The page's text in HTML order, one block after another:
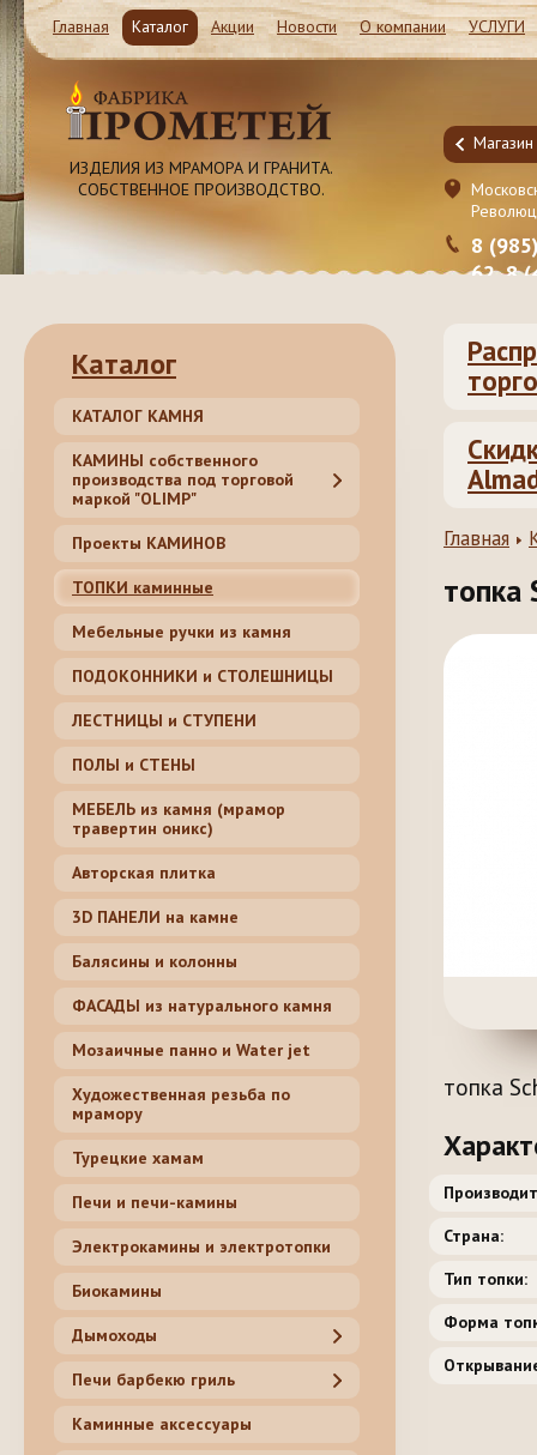
Главная Каталог Акции Новости О компании УСЛУГИ
ИЗДЕЛИЯ ИЗ МРАМОРА И ГРАНИТА.
СОБСТВЕННОЕ ПРОИЗВОДСТВО.
Магазин и Производство
Московская обл. Ленинский район, Молоково ул.
Революционная 41c1
8 (985) 999-98-39, 8 (495) 181-50-
62, 8 (499) 317-74-44 (55)
8
62, 8
Главная
топка
топка
Страна:
Тип топки:
Форма
Каталог
КАТАЛОГ КАМНЯ
КАМИНЫ собственного
производства под торговой
маркой "OLIMP"
Проекты КАМИНОВ
ТОПКИ каминные
Мебельные ручки из камня
ПОДОКОННИКИ и СТОЛЕШНИЦЫ
ЛЕСТНИЦЫ и СТУПЕНИ
ПОЛЫ и СТЕНЫ
МЕБЕЛЬ из камня (мрамор
травертин оникс)
Авторская плитка
3D ПАНЕЛИ на камне
Балясины и колонны
ФАСАДЫ из натурального камня
Мозаичные панно и Water jet
Художественная резьба по
мрамору
Турецкие хамам
Печи и печи-камины
Электрокамины и электротопки
Биокамины
Дымоходы
Печи барбекю гриль
Каминные аксессуары